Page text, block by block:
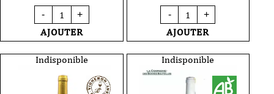
-
quantité
de
Domaine
des
-
Muscat
de
Rivesaltes
+
AJOUTER
-
quantité
de
Vin
doux
-
Domaine
des
Schistes
+
AJOUTER
Indisponible Indisponible